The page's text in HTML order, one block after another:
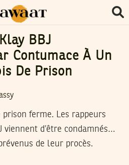
BBJ
Contumace À Un
De Prison
ferme. Les rappeurs
viennent d’être condamnés…
de leur procès.